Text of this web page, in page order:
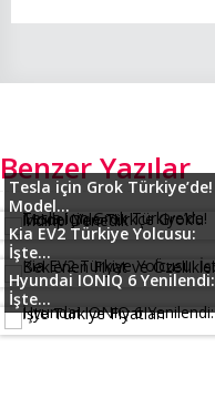
Benzer Yazılar
Tesla için Grok Türkiye’de!
Model...
Kia EV2 Türkiye Yolcusu:
İşte...
Hyundai IONIQ 6 Yenilendi:
İşte...